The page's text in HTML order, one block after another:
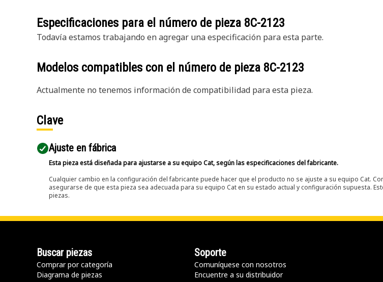
Especificaciones para el número de pieza 8C-2123
Todavía estamos trabajando en agregar una especificación para esta parte.
Modelos compatibles con el número de pieza 8C-2123
Actualmente no tenemos información de compatibilidad para esta pieza.
Clave
Ajuste en fábrica
Esta pieza está diseñada para ajustarse a su equipo Cat, según las especificaciones del fabricante.
Cualquier cambio en la configuración del fabricante puede hacer que el producto no se ajuste a su equipo Cat.
asegurarse de que esta pieza sea adecuada para su equipo Cat en su estado actual y configuración supuesta.
piezas.
Buscar piezas
Comprar por categoría
Diagrama de piezas
Soporte
Comuníquese con nosotros
Encuentre a su distribuidor